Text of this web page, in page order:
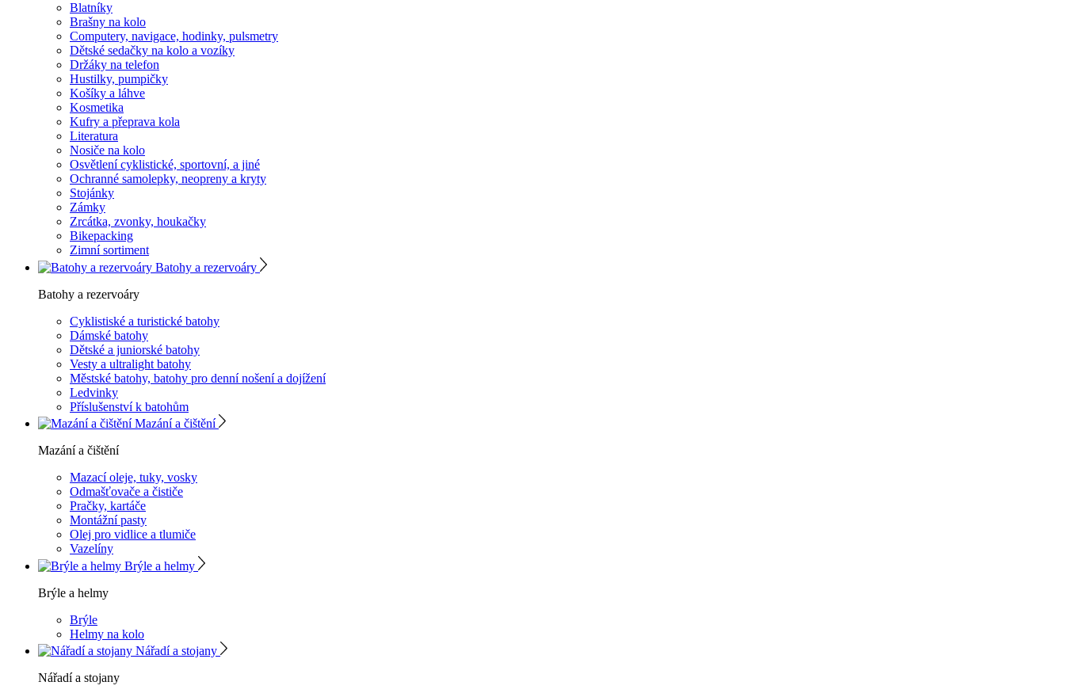
Blatníky
Brašny na kolo
Computery, navigace, hodinky, pulsmetry
Dětské sedačky na kolo a vozíky
Držáky na telefon
Hustilky, pumpičky
Košíky a láhve
Kosmetika
Kufry a přeprava kola
Literatura
Nosiče na kolo
Osvětlení cyklistické, sportovní, a jiné
Ochranné samolepky, neopreny a kryty
Stojánky
Zámky
Zrcátka, zvonky, houkačky
Bikepacking
Zimní sortiment
Batohy a rezervoáry
Batohy a rezervoáry
Cyklistiské a turistické batohy
Dámské batohy
Dětské a juniorské batohy
Vesty a ultralight batohy
Městské batohy, batohy pro denní nošení a dojížení
Ledvinky
Příslušenství k batohům
Mazání a čištění
Mazání a čištění
Mazací oleje, tuky, vosky
Odmašťovače a čističe
Pračky, kartáče
Montážní pasty
Olej pro vidlice a tlumiče
Vazelíny
Brýle a helmy
Brýle a helmy
Brýle
Helmy na kolo
Nářadí a stojany
Nářadí a stojany